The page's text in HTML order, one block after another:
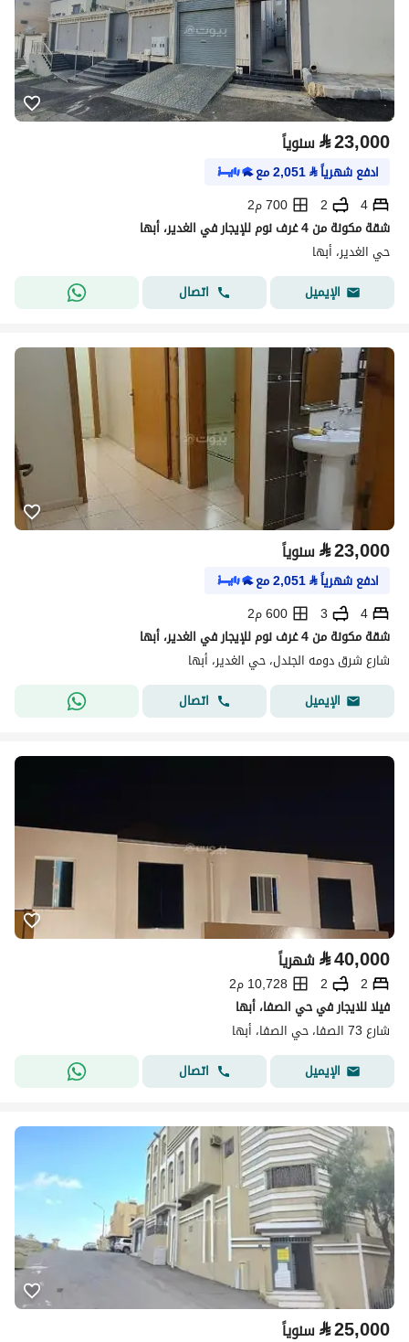
⃁23,000 سنوياً
ادفع شهرياً⃁
2,051مع
4
2
700 م2
شقة مكونة من 4 غرف نوم للإيجار في الغدير، أبها
حي الغدير، أبها
الإيميل
اتصال
⃁23,000 سنوياً
ادفع شهرياً⃁
2,051مع
4
3
600 م2
شقة مكونة من 4 غرف نوم للإيجار في الغدير، أبها
شارع شرق دومه الجندل، حي الغدير، أبها
الإيميل
اتصال
⃁40,000 شهرياً
2
2
10,728 م2
فيلا للايجار في حي الصفا، أبها
شارع 73 الصفا، حي الصفا، أبها
الإيميل
اتصال
⃁25,000 سنوياً